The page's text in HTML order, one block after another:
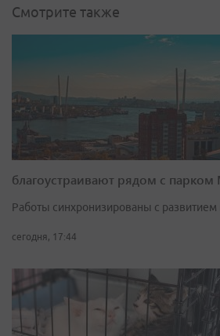
Смотрите также
благоустраивают рядом с парком
Работы синхронизированы с развитием
сегодня, 17:44